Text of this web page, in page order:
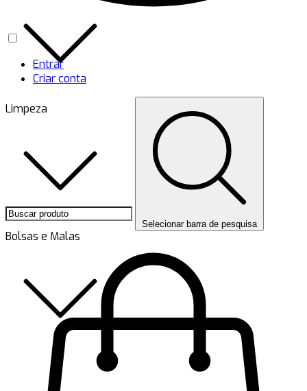
Limpeza
Bolsas e Malas
Entrar
Criar conta
Selecionar barra de pesquisa